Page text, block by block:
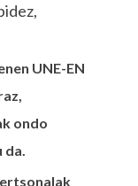
UNE-EN
ondo
da.